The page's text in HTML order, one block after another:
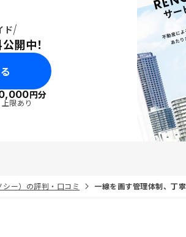
ド
開中！
円分
限あり
シー）の評判・口コミ 一線を画す管理体制、丁